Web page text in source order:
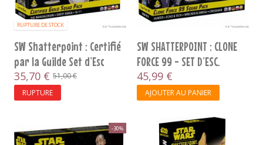
RUPTURE DE STOCK
SW Shatterpoint : Certifié
par la Guilde Set d’Esc
35,70 € 51,00 €
RUPTURE
SW SHATTERPOINT : CLONE
FORCE 99 - SET D’ESC.
45,99 €
AJOUTER AU PANIER
-30%